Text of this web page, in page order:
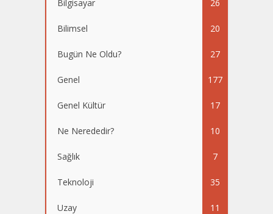
Bilgisayar 26
Bilimsel 20
Bugün Ne Oldu? 27
Genel 177
Genel Kültür 17
Ne Nerededir? 10
Sağlık 7
Teknoloji 35
Uzay 11